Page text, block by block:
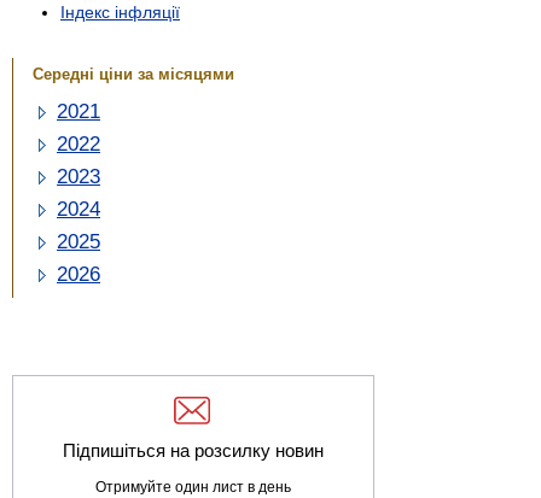
Індекс інфляції
Середні ціни за місяцями
2021
2022
2023
2024
2025
2026
Підпишіться на розсилку новин
Отримуйте один лист в день